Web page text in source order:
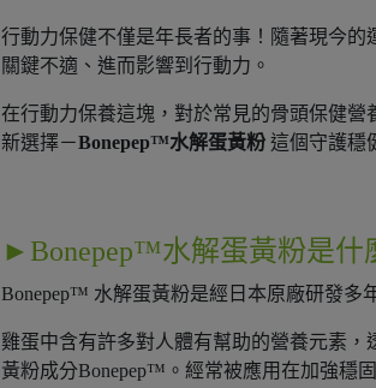
行動力保健不僅是年長者的事！隨著現今的
關鍵不適、進而影響到行動力。
在行動力保養這塊，對於常見的骨頭保健營
新選擇－Bonepep™水解蛋黃粉 這個守護穩
►Bonepep™水解蛋黃粉是什
Bonepep™ 水解蛋黃粉是經日本原廠研發多
雞蛋中含有許多對人體有幫助的營養元素
黃粉成分Bonepep™。經常被應用在加強穩